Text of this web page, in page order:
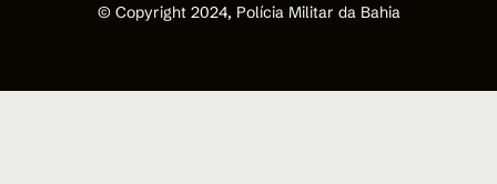
© Copyright 2024, Polícia Militar da Bahia